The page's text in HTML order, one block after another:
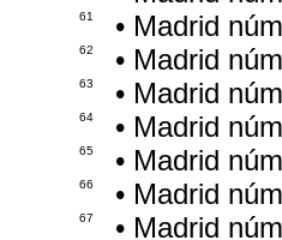
61 • Madrid
62 • Madrid
63 • Madrid
64 • Madrid
65 • Madrid
66 • Madrid
67 • Madrid